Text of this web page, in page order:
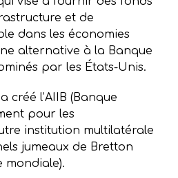
et de
dans les économies
alternative à la Banque
par les États-Unis.
créé l’AIIB (Banque
pour les
institution multilatérale
jumeaux de Bretton
mondiale).